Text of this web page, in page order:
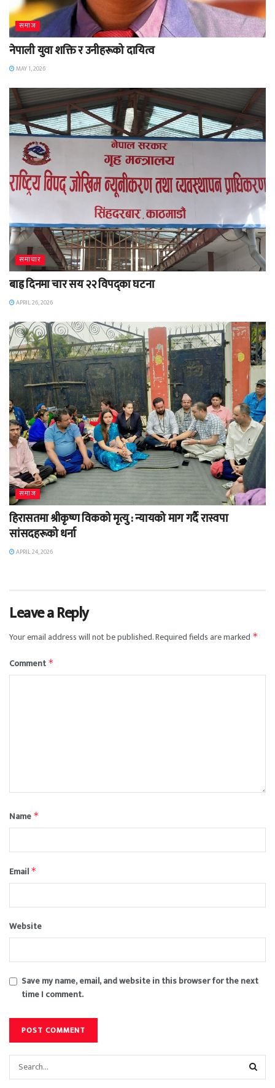
समाज
नेपाली युवा शक्ति र उनीहरूको दायित्व
MAY 1, 2026
समाचार
बाह्र दिनमा चार सय २२ विपद्का घटना
APRIL 26, 2026
समाज
हिरासतमा श्रीकृष्ण विकको मृत्यु : न्यायको माग गर्दै रास्वपा
सांसदहरूको धर्ना
APRIL 24, 2026
Leave a Reply
Your email address will not be published.Required fields are marked *
Comment *
Name *
Email *
Website
Save my name, email, and website in this browser for the next
time I comment.